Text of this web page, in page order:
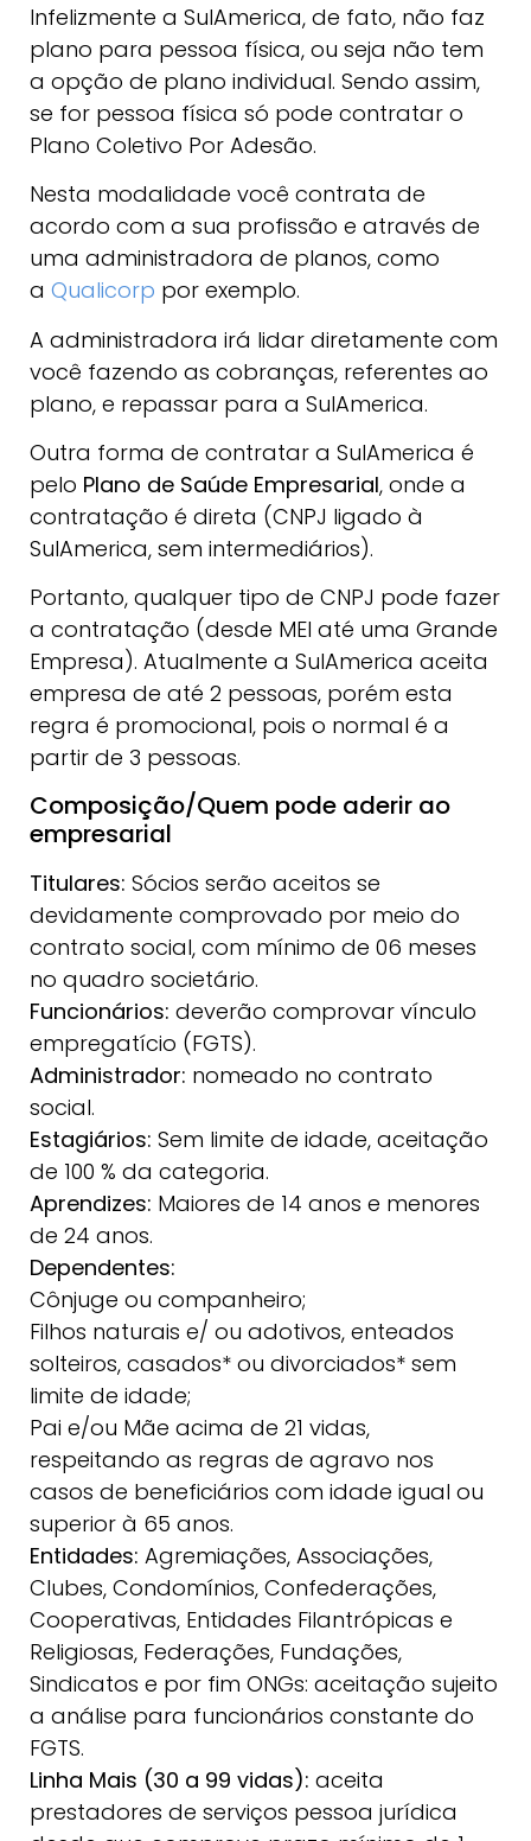
Infelizmente a SulAmerica, de fato, não faz
plano para pessoa física, ou seja não tem
a opção de plano individual. Sendo assim,
se for pessoa física só pode contratar o
Plano Coletivo Por Adesão.
Nesta modalidade você contrata de
acordo com a sua profissão e através de
uma administradora de planos, como
a Qualicorp por exemplo.
A administradora irá lidar diretamente com
você fazendo as cobranças, referentes ao
plano, e repassar para a SulAmerica.
Outra forma de contratar a SulAmerica é
pelo Plano de Saúde Empresarial, onde a
contratação é direta (CNPJ ligado à
SulAmerica, sem intermediários).
Portanto, qualquer tipo de CNPJ pode fazer
a contratação (desde MEI até uma Grande
Empresa). Atualmente a SulAmerica aceita
empresa de até 2 pessoas, porém esta
regra é promocional, pois o normal é a
partir de 3 pessoas.
Composição/Quem pode aderir ao
empresarial
Titulares: Sócios serão aceitos se
devidamente comprovado por meio do
contrato social, com mínimo de 06 meses
no quadro societário.
Funcionários: deverão comprovar vínculo
empregatício (FGTS).
Administrador: nomeado no contrato
social.
Estagiários: Sem limite de idade, aceitação
de 100 % da categoria.
Aprendizes: Maiores de 14 anos e menores
de 24 anos.
Dependentes:
Cônjuge ou companheiro;
Filhos naturais e/ ou adotivos, enteados
solteiros, casados* ou divorciados* sem
limite de idade;
Pai e/ou Mãe acima de 21 vidas,
respeitando as regras de agravo nos
casos de beneficiários com idade igual ou
superior à 65 anos.
Entidades: Agremiações, Associações,
Clubes, Condomínios, Confederações,
Cooperativas, Entidades Filantrópicas e
Religiosas, Federações, Fundações,
Sindicatos e por fim ONGs: aceitação sujeito
a análise para funcionários constante do
FGTS.
Linha Mais (30 a 99 vidas): aceita
prestadores de serviços pessoa jurídica